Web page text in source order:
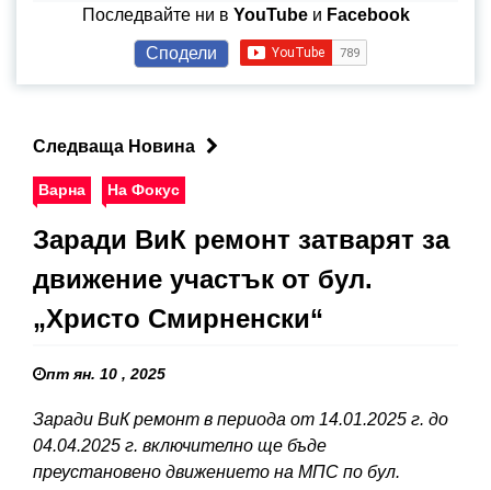
Последвайте ни в YouTubeи Facebook
Сподели
Следваща Новина
Варна На Фокус
Заради ВиК ремонт затварят за
движение участък от бул.
„Христо Смирненски“
пт ян. 10 , 2025
Заради ВиК ремонт в периода от 14.01.2025 г. до
04.04.2025 г. включително ще бъде
преустановено движението на МПС по бул.